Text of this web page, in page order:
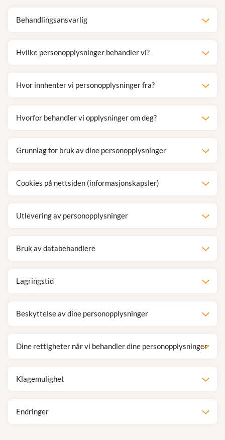
Behandlingsansvarlig
Hvilke personopplysninger behandler vi?
Hvor innhenter vi personopplysninger fra?
Hvorfor behandler vi opplysninger om deg?
Grunnlag for bruk av dine personopplysninger
Cookies på nettsiden (informasjonskapsler)
Utlevering av personopplysninger
Bruk av databehandlere
Lagringstid
Beskyttelse av dine personopplysninger
Dine rettigheter når vi behandler dine personopplysninger
Klagemulighet
Endringer